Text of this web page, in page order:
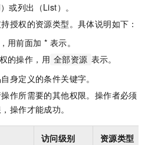
或列出（List）。
授权的资源类型。具体说明如下：
用前面加 * 表示。
的操作，用 全部资源 表示。
身定义的条件关键字。
作所需要的其他权限。操作者必须
操作才能成功。
访问级别 资源类型